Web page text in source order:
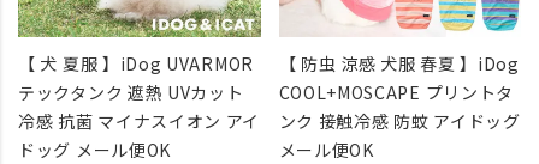
【 犬 夏服 】iDog UVARMOR
テックタンク 遮熱 UVカット
冷感 抗菌 マイナスイオン アイ
ドッグ メール便OK
【 防虫 涼感 犬服 春夏 】iDog
COOL+MOSCAPE プリントタ
ンク 接触冷感 防蚊 アイドッグ
メール便OK